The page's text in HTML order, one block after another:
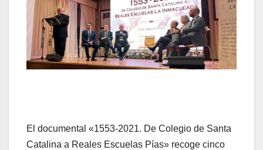
El documental «1553-2021. De Colegio de Santa
Catalina a Reales Escuelas Pías» recoge cinco